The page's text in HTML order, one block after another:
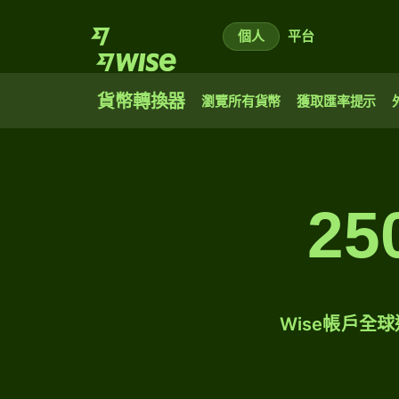
個人 平台
貨幣轉換器 瀏覽所有貨幣 獲取匯率提示
Wise帳戶全球